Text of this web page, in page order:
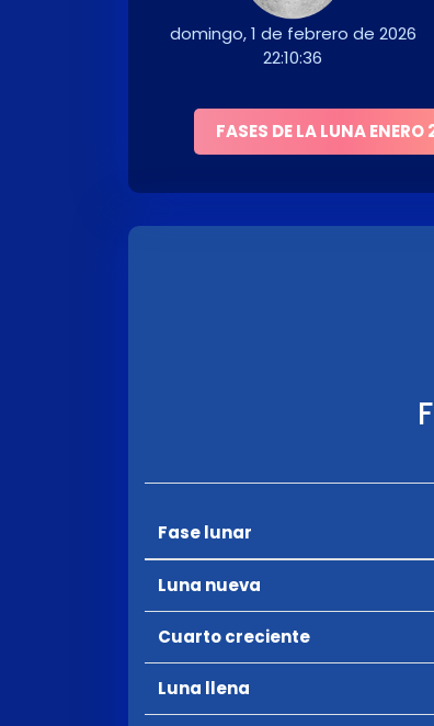
domingo, 1 de febrero de 2026
22:10:36
FASES DE LA LUNA ENERO
Fase lunar
Luna nueva
Cuarto creciente
Luna llena